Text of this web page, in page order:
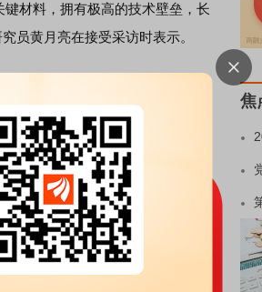
材料，拥有极高的技术壁垒，长
员黄月亮在接受采访时表示。
模化生产技术，我国市场长期被
更让光伏、新能源汽车等关键产
链都将面临巨大风险。此外，
国内企业多年攻关却难以突破，
规模化生产，彻底填补了国内在
赖进口到自主可控’的标志性进展
焦